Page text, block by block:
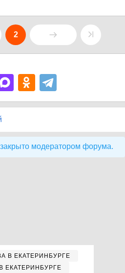
2
модератором форума.
В ЕКАТЕРИНБУРГЕ
ЕКАТЕРИНБУРГЕ